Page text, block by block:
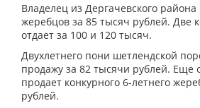
Владелец из Дергачевского района
жеребцов за 85 тысяч рублей. Две
отдает за 100 и 120 тысяч.
Двухлетнего пони шетлендской
продажу за 82 тысячи рублей. Еще
продает конкурного 6-летнего
рублей.